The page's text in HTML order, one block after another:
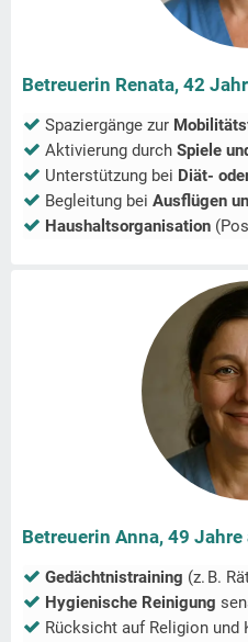
Betreuerin Renata, 42
Spaziergänge zur
Aktivierung durch Spiele
Unterstützung bei Diät-
Begleitung bei Ausflügen
Haushaltsorganisation
Betreuerin Anna, 49 Jahre
Gedächtnistraining (z. B.
Hygienische Reinigung
Rücksicht auf Religion und